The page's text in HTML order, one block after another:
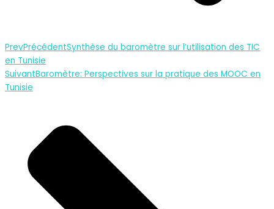
PrevPrécédentSynthèse du baromètre sur l’utilisation des TIC
en Tunisie
SuivantBaromètre: Perspectives sur la pratique des MOOC en
Tunisie